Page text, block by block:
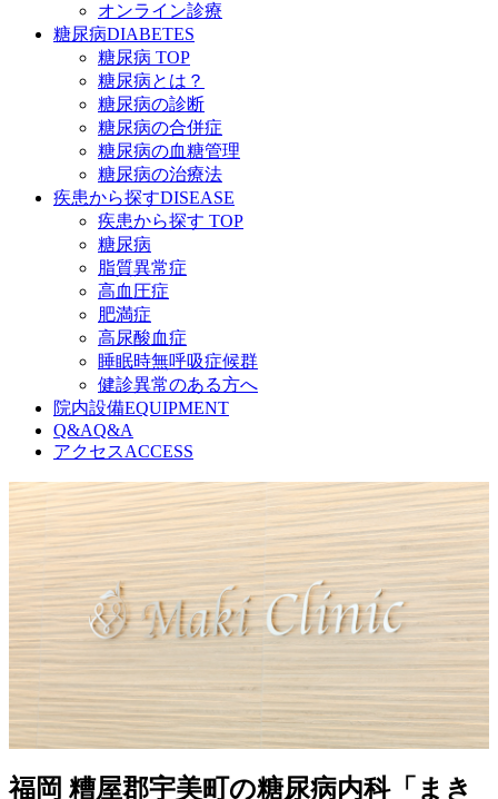
オンライン診療
糖尿病DIABETES
糖尿病 TOP
糖尿病とは？
糖尿病の診断
糖尿病の合併症
糖尿病の血糖管理
糖尿病の治療法
疾患から探すDISEASE
疾患から探す TOP
糖尿病
脂質異常症
高血圧症
肥満症
高尿酸血症
睡眠時無呼吸症候群
健診異常のある方へ
院内設備EQUIPMENT
Q&AQ&A
アクセスACCESS
福岡 糟屋郡宇美町の糖尿病内科「まき